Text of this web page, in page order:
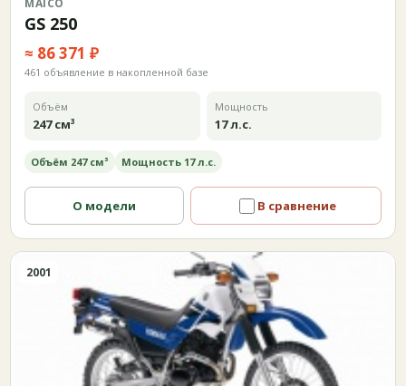
MAICO
GS 250
≈ 86 371 ₽
461 объявление в накопленной базе
Объём
247 см³
Мощность
17 л.с.
Объём 247 см³ Мощность 17 л.с.
О модели В сравнение
2001